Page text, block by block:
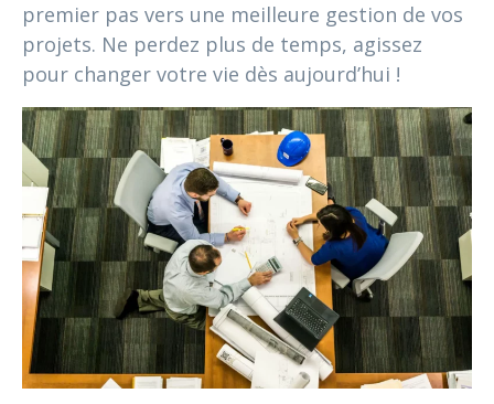
premier pas vers une meilleure gestion de vos
projets. Ne perdez plus de temps, agissez
pour changer votre vie dès aujourd’hui !